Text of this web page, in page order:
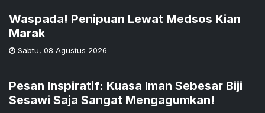
Waspada! Penipuan Lewat Medsos Kian
Marak
Sabtu, 08 Agustus 2026
Pesan Inspiratif: Kuasa Iman Sebesar Biji
Sesawi Saja Sangat Mengagumkan!